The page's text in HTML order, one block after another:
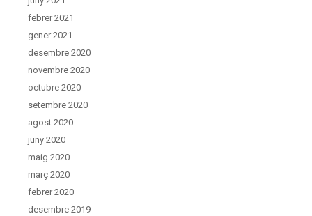
febrer 2021
gener 2021
desembre 2020
novembre 2020
octubre 2020
setembre 2020
agost 2020
juny 2020
maig 2020
març 2020
febrer 2020
desembre 2019